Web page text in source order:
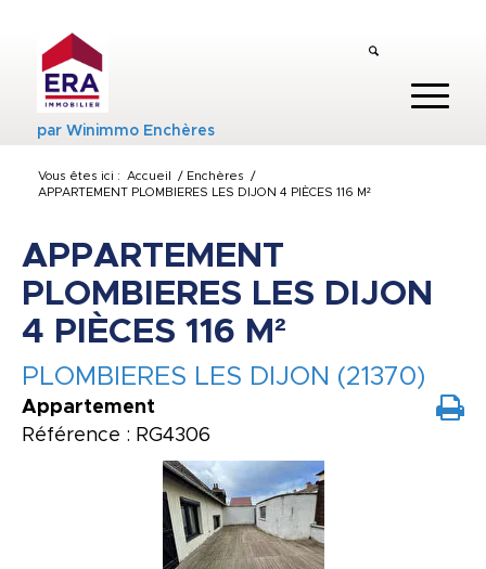
parWinimmo Enchères
Vous êtes ici : Accueil / Enchères
/
APPARTEMENT PLOMBIERES LES DIJON 4 PIÈCES 116 M²
APPARTEMENT
PLOMBIERES LES DIJON
4 PIÈCES 116 M²
PLOMBIERES LES DIJON (21370)
Appartement
Référence : RG4306